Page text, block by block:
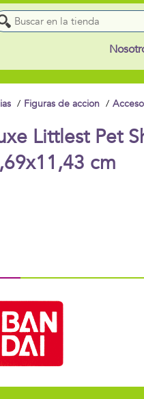
Figuras de accion
Littlest Pet
cm